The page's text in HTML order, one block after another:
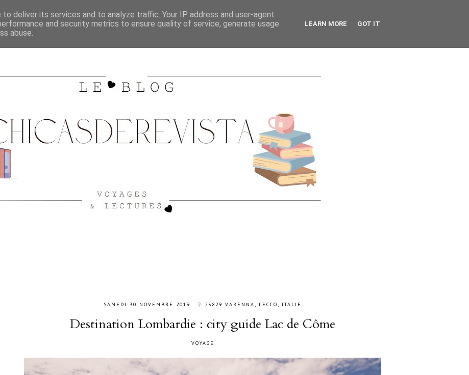
SHOPPING CITY GUIDE BORDEAUX VOYAGES CATEGORIES
SAMEDI 30 NOVEMBRE 2019 23829 VARENNA, LECCO, ITALIE
Destination Lombardie : city guide Lac de Côme
VOYAGE
deliver its services and to analyze traffic. Your IP address and user-agent
and security metrics to ensure quality of service, generate usage
abuse.
LEARN MORE GOT IT